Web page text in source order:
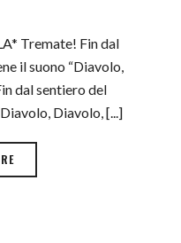
Tremate! Fin dal
il suono “Diavolo,
dal sentiero del
Diavolo, [...]